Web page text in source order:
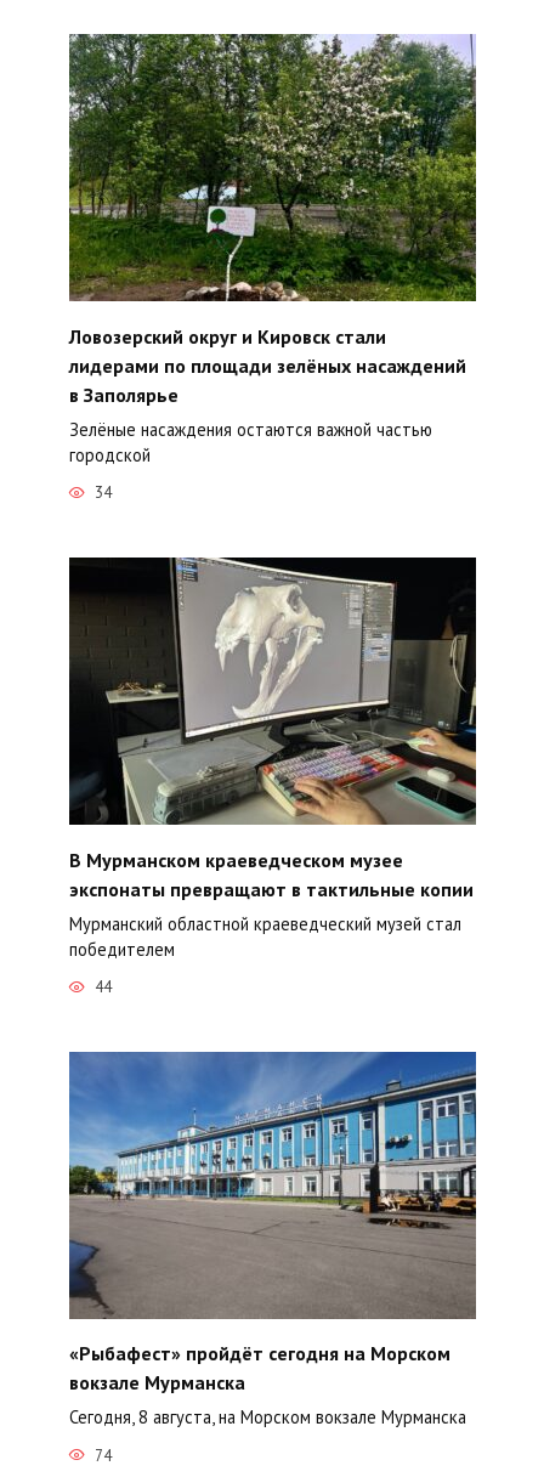
Ловозерский округ и Кировск стали
лидерами по площади зелёных насаждений
в Заполярье
Зелёные насаждения остаются важной частью
городской
34
В Мурманском краеведческом музее
экспонаты превращают в тактильные копии
Мурманский областной краеведческий музей стал
победителем
44
«Рыбафест» пройдёт сегодня на Морском
вокзале Мурманска
Сегодня, 8 августа, на Морском вокзале Мурманска
74